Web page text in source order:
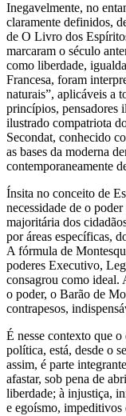
Inegavelmente, no
claramente definidos,
de O Livro dos
marcaram o século
como liberdade,
Francesa, foram
naturais”, aplicáveis a
princípios, pensadores
ilustrado compatriota
Secondat, conhecido
as bases da moderna
contemporaneamente
Ínsita no conceito de
necessidade de o
majoritária dos
por áreas específicas,
A fórmula de
poderes Executivo,
consagrou como ideal.
o poder, o Barão de
contrapesos,
É nesse contexto que
política, está, desde o
assim, é parte
afastar, sob pena de
liberdade; à injustiça,
e egoísmo, impeditivos